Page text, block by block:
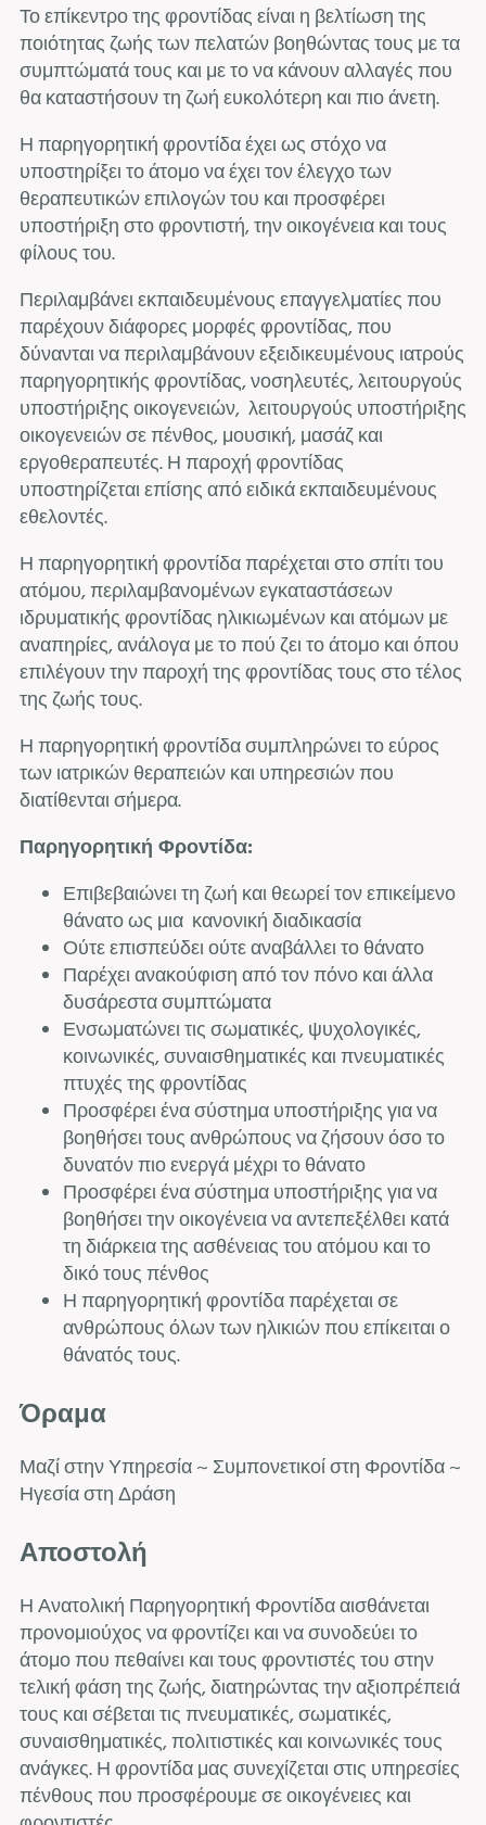
Το επίκεντρο της φροντίδας είναι η βελτίωση της
ποιότητας ζωής των πελατών βοηθώντας τους με τα
συμπτώματά τους και με το να κάνουν αλλαγές που
θα καταστήσουν τη ζωή ευκολότερη και πιο άνετη.
Η παρηγορητική φροντίδα έχει ως στόχο να
υποστηρίξει το άτομο να έχει τον έλεγχο των
θεραπευτικών επιλογών του και προσφέρει
υποστήριξη στο φροντιστή, την οικογένεια και τους
φίλους του.
Περιλαμβάνει εκπαιδευμένους επαγγελματίες που
παρέχουν διάφορες μορφές φροντίδας, που
δύνανται να περιλαμβάνουν εξειδικευμένους ιατρούς
παρηγορητικής φροντίδας, νοσηλευτές, λειτουργούς
υποστήριξης οικογενειών, λειτουργούς υποστήριξης
οικογενειών σε πένθος, μουσική, μασάζ και
εργοθεραπευτές. Η παροχή φροντίδας
υποστηρίζεται επίσης από ειδικά εκπαιδευμένους
εθελοντές.
Η παρηγορητική φροντίδα παρέχεται στο σπίτι του
ατόμου, περιλαμβανομένων εγκαταστάσεων
ιδρυματικής φροντίδας ηλικιωμένων και ατόμων με
αναπηρίες, ανάλογα με το πού ζει το άτομο και όπου
επιλέγουν την παροχή της φροντίδας τους στο τέλος
της ζωής τους.
Η παρηγορητική φροντίδα συμπληρώνει το εύρος
των ιατρικών θεραπειών και υπηρεσιών που
διατίθενται σήμερα.
Παρηγορητική Φροντίδα:
Επιβεβαιώνει τη ζωή και θεωρεί τον επικείμενο
θάνατο ως μια κανονική διαδικασία
Ούτε επισπεύδει ούτε αναβάλλει το θάνατο
Παρέχει ανακούφιση από τον πόνο και άλλα
δυσάρεστα συμπτώματα
Ενσωματώνει τις σωματικές, ψυχολογικές,
κοινωνικές, συναισθηματικές και πνευματικές
πτυχές της φροντίδας
Προσφέρει ένα σύστημα υποστήριξης για να
βοηθήσει τους ανθρώπους να ζήσουν όσο το
δυνατόν πιο ενεργά μέχρι το θάνατο
Προσφέρει ένα σύστημα υποστήριξης για να
βοηθήσει την οικογένεια να αντεπεξέλθει κατά
τη διάρκεια της ασθένειας του ατόμου και το
δικό τους πένθος
Η παρηγορητική φροντίδα παρέχεται σε
ανθρώπους όλων των ηλικιών που επίκειται ο
θάνατός τους.
Όραμα
Μαζί στην Υπηρεσία ~ Συμπονετικοί στη Φροντίδα ~
Ηγεσία στη Δράση
Αποστολή
Η Ανατολική Παρηγορητική Φροντίδα αισθάνεται
προνομιούχος να φροντίζει και να συνοδεύει το
άτομο που πεθαίνει και τους φροντιστές του στην
τελική φάση της ζωής, διατηρώντας την αξιοπρέπειά
τους και σέβεται τις πνευματικές, σωματικές,
συναισθηματικές, πολιτιστικές και κοινωνικές τους
ανάγκες. Η φροντίδα μας συνεχίζεται στις υπηρεσίες
πένθους που προσφέρουμε σε οικογένειες και